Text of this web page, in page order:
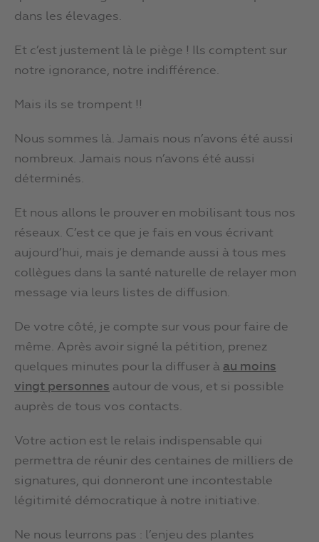
dans les élevages.
Et c’est justement là le piège ! Ils comptent sur
notre ignorance, notre indifférence.
Mais ils se trompent !!
Nous sommes là. Jamais nous n’avons été aussi
nombreux. Jamais nous n’avons été aussi
déterminés.
Et nous allons le prouver en mobilisant tous nos
réseaux. C’est ce que je fais en vous écrivant
aujourd’hui, mais je demande aussi à tous mes
collègues dans la santé naturelle de relayer mon
message via leurs listes de diffusion.
De votre côté, je compte sur vous pour faire de
même. Après avoir signé la pétition, prenez
quelques minutes pour la diffuser à au moins
vingt personnes autour de vous, et si possible
auprès de tous vos contacts.
Votre action est le relais indispensable qui
permettra de réunir des centaines de milliers de
signatures, qui donneront une incontestable
légitimité démocratique à notre initiative.
Ne nous leurrons pas : l’enjeu des plantes